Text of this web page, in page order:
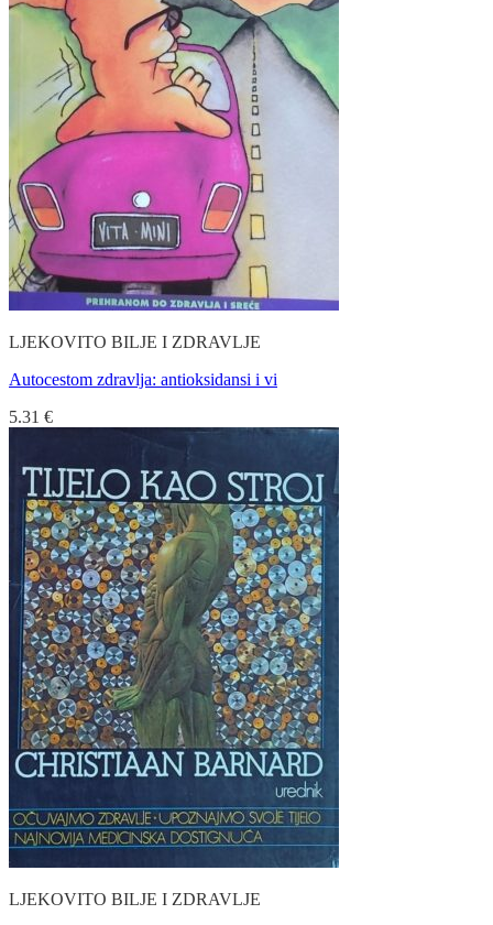
LJEKOVITO BILJE I ZDRAVLJE
Autocestom zdravlja: antioksidansi i vi
5.31 €
LJEKOVITO BILJE I ZDRAVLJE